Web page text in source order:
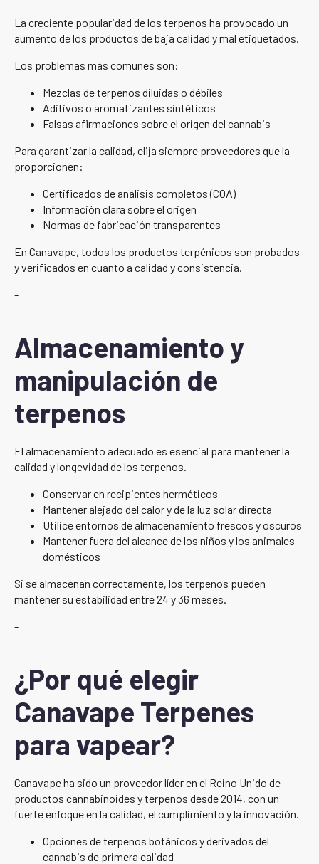
La creciente popularidad de los terpenos ha provocado un
aumento de los productos de baja calidad y mal etiquetados.
Los problemas más comunes son:
Mezclas de terpenos diluidas o débiles
Aditivos o aromatizantes sintéticos
Falsas afirmaciones sobre el origen del cannabis
Para garantizar la calidad, elija siempre proveedores que la
proporcionen:
Certificados de análisis completos (COA)
Información clara sobre el origen
Normas de fabricación transparentes
En Canavape, todos los productos terpénicos son probados
y verificados en cuanto a calidad y consistencia.
-
Almacenamiento y
manipulación de
terpenos
El almacenamiento adecuado es esencial para mantener la
calidad y longevidad de los terpenos.
Conservar en recipientes herméticos
Mantener alejado del calor y de la luz solar directa
Utilice entornos de almacenamiento frescos y oscuros
Mantener fuera del alcance de los niños y los animales
domésticos
Si se almacenan correctamente, los terpenos pueden
mantener su estabilidad entre 24 y 36 meses.
-
¿Por qué elegir
Canavape Terpenes
para vapear?
Canavape ha sido un proveedor líder en el Reino Unido de
productos cannabinoides y terpenos desde 2014, con un
fuerte enfoque en la calidad, el cumplimiento y la innovación.
Opciones de terpenos botánicos y derivados del
cannabis de primera calidad